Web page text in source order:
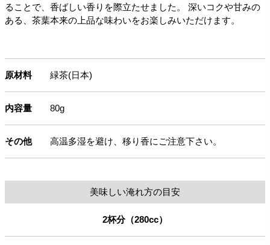
ることで、香ばしい香りを際立たせました。 深いコクや甘みの
ある、茶葉本来の上品な味わいをお楽しみいただけます。
原材料 緑茶(日本)
内容量 80g
その他 高温多湿を避け、移り香にご注意下さい。
美味しい淹れ方の目安
2杯分（280cc）